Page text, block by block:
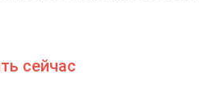
сейчас